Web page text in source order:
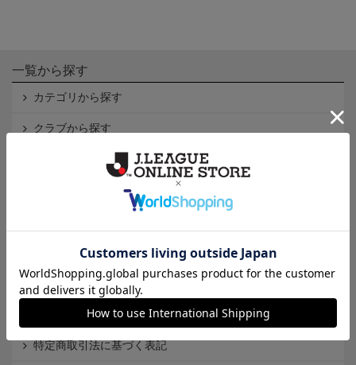
一覧から探す
カテゴリから探す
クラブから探す
Ｊ2
インフォメーション
個人情報保護方針
Cookieポリシー
特定商取引法に基づく表記